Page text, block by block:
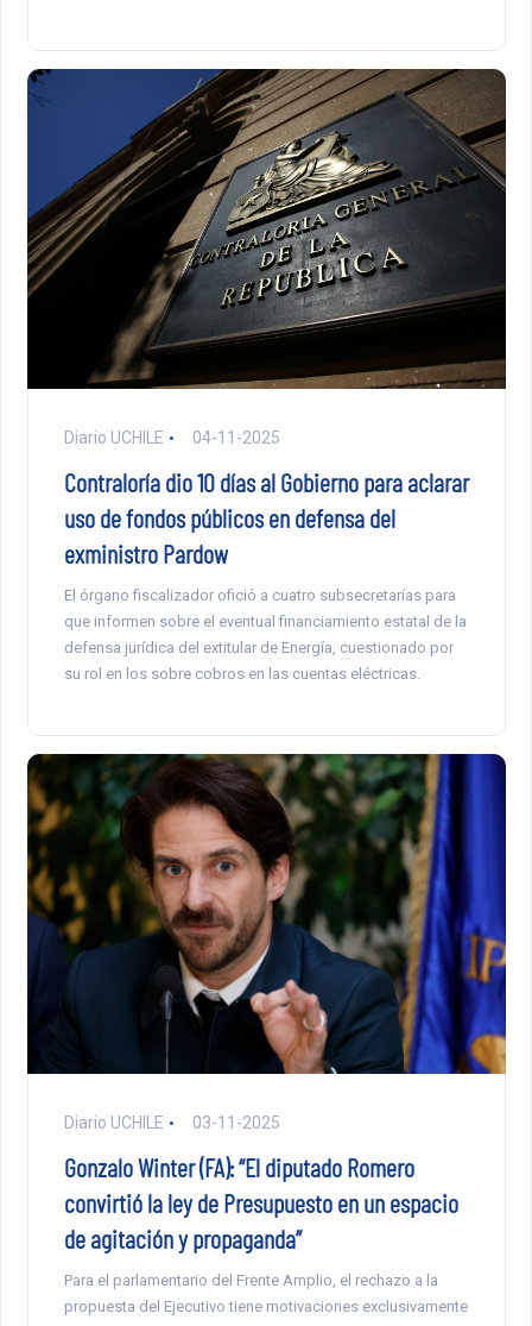
Diario UCHILE 04-11-2025
Contraloría dio 10 días al Gobierno para aclarar
uso de fondos públicos en defensa del
exministro Pardow
El órgano fiscalizador ofició a cuatro subsecretarías para
que informen sobre el eventual financiamiento estatal de la
defensa jurídica del extitular de Energía, cuestionado por
su rol en los sobre cobros en las cuentas eléctricas.
Diario UCHILE 03-11-2025
Gonzalo Winter (FA): “El diputado Romero
convirtió la ley de Presupuesto en un espacio
de agitación y propaganda”
Para el parlamentario del Frente Amplio, el rechazo a la
propuesta del Ejecutivo tiene motivaciones exclusivamente